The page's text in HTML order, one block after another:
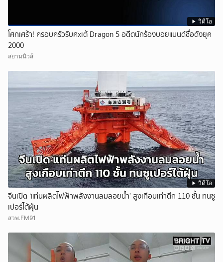
วิดีโอ
โศกเศร้า! ครอบครัวรับศxเต้ Dragon 5 อดีตนักร้องบอยแบนด์ชื่อดังยุค
2000
สยามนิวส์
วิดีโอ
จีนเปิด ‘แท่นผลิตไฟฟ้าพลังงานลมลอยน้ำ’ สูงเกือบเท่าตึก 110 ชั้น ทนซู
เปอร์ไต้ฝุ่น
สวพ.FM91